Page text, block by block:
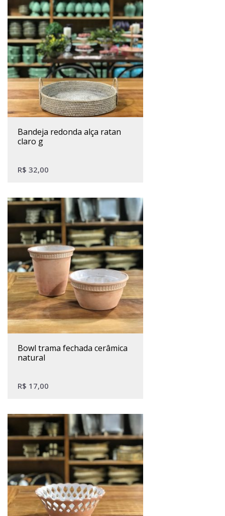
bandeja redonda alça ratan
claro g
R$ 32,00
bowl trama fechada cerâmica
natural
R$ 17,00